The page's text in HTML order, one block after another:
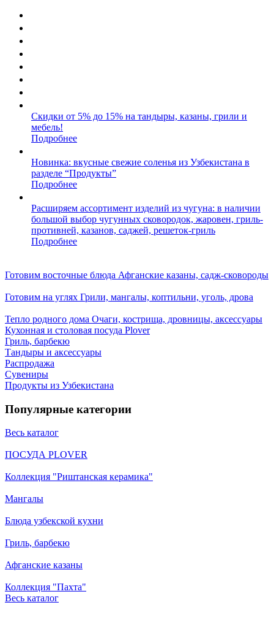
Скидки от 5% до 15% на тандыры, казаны, грили и
мебель!
Подробнее
Новинка: вкусные свежие соленья из Узбекистана в
разделе “Продукты”
Подробнее
Расширяем ассортимент изделий из чугуна: в наличии
большой выбор чугунных сковородок, жаровен, гриль-
противней, казанов, саджей, решеток-гриль
Подробнее
Готовим восточные блюда Афганские казаны, садж-сковороды
Готовим на углях Грили, мангалы, коптильни, уголь, дрова
Тепло родного дома Очаги, кострища, дровницы, аксессуары
Кухонная и столовая посуда Plover
Гриль, барбекю
Тандыры и аксессуары
Распродажа
Сувениры
Продукты из Узбекистана
Популярные категории
Весь каталог
ПОСУДА PLOVER
Коллекция "Риштанская керамика"
Мангалы
Блюда узбекской кухни
Гриль, барбекю
Афганские казаны
Коллекция "Пахта"
Весь каталог